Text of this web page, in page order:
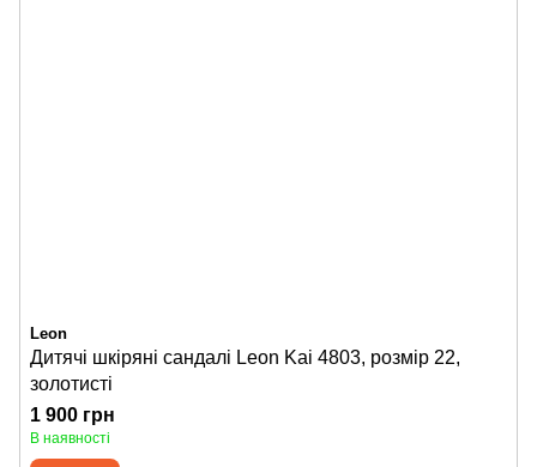
Leon
Дитячі шкіряні сандалі Leon Kai 4803, розмір 22,
золотисті
1 900 грн
В наявності